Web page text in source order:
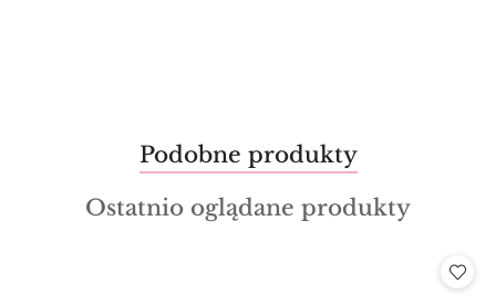
Pomiń karuzelę produktów
Produkty
o
statusie:
Podobne produkty
Produkty
Ostatnio oglądane produkty